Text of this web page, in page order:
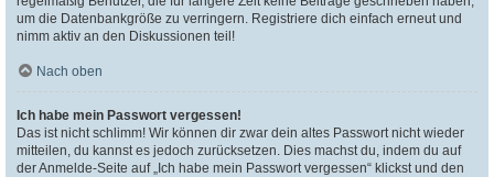
um die Datenbankgröße zu verringern. Registriere dich einfach erneut und
nimm aktiv an den Diskussionen teil!
Nach oben
Ich habe mein Passwort vergessen!
Das ist nicht schlimm! Wir können dir zwar dein altes Passwort nicht wieder
mitteilen, du kannst es jedoch zurücksetzen. Dies machst du, indem du auf
der Anmelde-Seite auf „Ich habe mein Passwort vergessen“ klickst und den